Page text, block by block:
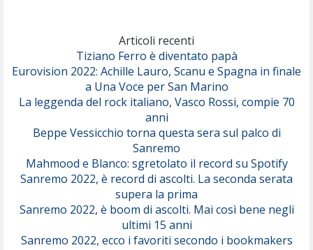
Serenamente
Articoli recenti
Tiziano Ferro è diventato papà
Eurovision 2022: Achille Lauro, Scanu e Spagna in finale
a Una Voce per San Marino
La leggenda del rock italiano, Vasco Rossi, compie 70
anni
Beppe Vessicchio torna questa sera sul palco di
Sanremo
Mahmood e Blanco: sgretolato il record su Spotify
Sanremo 2022, è record di ascolti. La seconda serata
supera la prima
Sanremo 2022, è boom di ascolti. Mai così bene negli
ultimi 15 anni
Sanremo 2022, ecco i favoriti secondo i bookmakers